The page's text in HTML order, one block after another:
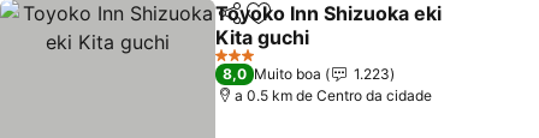
PartilharAdicionar aos favoritos
Toyoko Inn Shizuoka eki
Kita guchi
3 Estrelas
8,0 Muito boa
1.223
a 0.5 km de Centro da cidade